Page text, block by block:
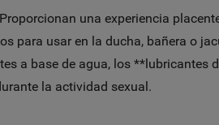
Proporcionan una experiencia
para usar en la ducha, bañera o
a base de agua, los **lubricantes
la actividad sexual.